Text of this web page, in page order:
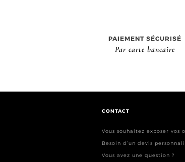
PAIEMENT SÉCURISÉ
Par carte bancaire
CONTACT
Vous souhaitez exposer vos
Besoin d’un devis
Vous avez une question ?